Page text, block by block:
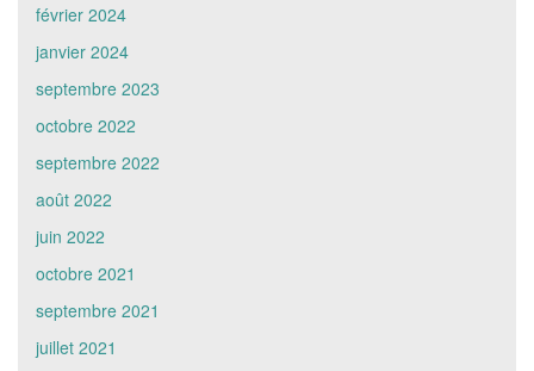
février 2024
janvier 2024
septembre 2023
octobre 2022
septembre 2022
août 2022
juin 2022
octobre 2021
septembre 2021
juillet 2021